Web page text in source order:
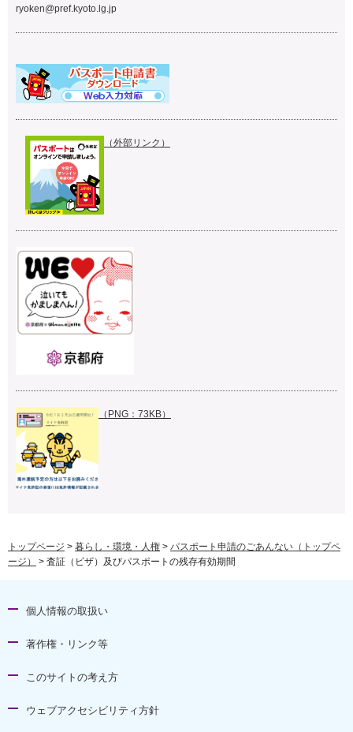
ryoken@pref.kyoto.lg.jp
（外部リンク）
（PNG：73KB）
トップページ > 暮らし・環境・人権 > パスポート申請のごあんない（トップペ
ージ）
> 査証（ビザ）及びパスポートの残存有効期間
個人情報の取扱い
著作権・リンク等
このサイトの考え方
ウェブアクセシビリティ方針